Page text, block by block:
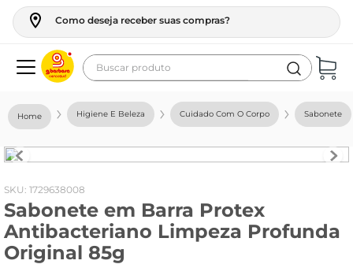
Como deseja receber suas compras?
Buscar produto
Higiene E Beleza Cuidado Com O Corpo Sabonete
: 1729638008
Sabonete em Barra Protex
Antibacteriano Limpeza Profunda
Original 85g
geladeira
fogao
café
cerveja
frango